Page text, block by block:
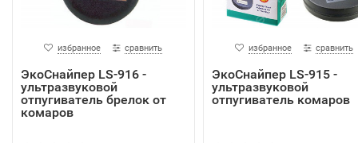
избранное сравнить
ЭкоСнайпер LS-916 -
ультразвуковой
отпугиватель брелок от
комаров
избранное сравнить
ЭкоСнайпер LS-915 -
ультразвуковой
отпугиватель комаров